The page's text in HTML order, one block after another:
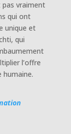
pas vraiment
qui ont
unique et
qui
l’offre
humaine.